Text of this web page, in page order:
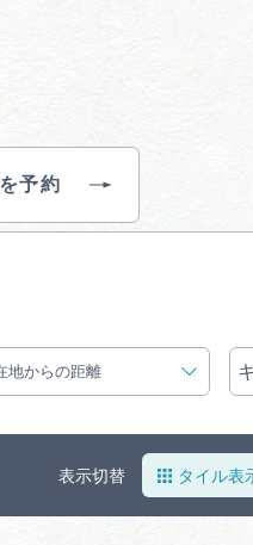
買い物・お土産
岐阜県観光データベース
会社・観光事業者の皆様へ
予約
地からの距離
表示切替 タイル表